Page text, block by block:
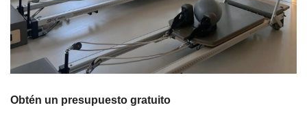
Obtén un presupuesto gratuito